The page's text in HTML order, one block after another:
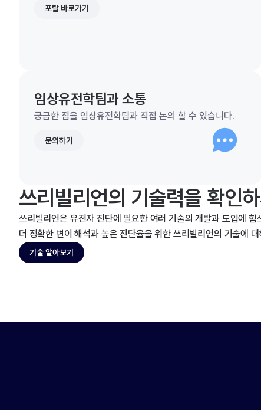
포탈 바로가기
임상유전학팀과 소통
궁금한 점을 임상유전학팀과 직접 논의 할 수 있습니다.
문의하기
쓰리빌리언의 기술력을 확인
쓰리빌리언은 유전자 진단에 필요한 여러 기술의 개발과 도입에 힘
더 정확한 변이 해석과 높은 진단율을 위한 쓰리빌리언의 기술에
기술 알아보기